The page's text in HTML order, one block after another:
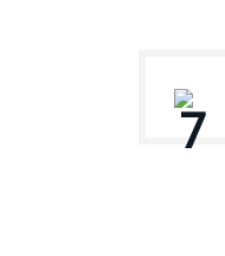
7